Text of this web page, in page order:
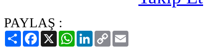
PAYLAŞ :
PaylaşFacebook
X WhatsAppLinkedIn
Copy
Link